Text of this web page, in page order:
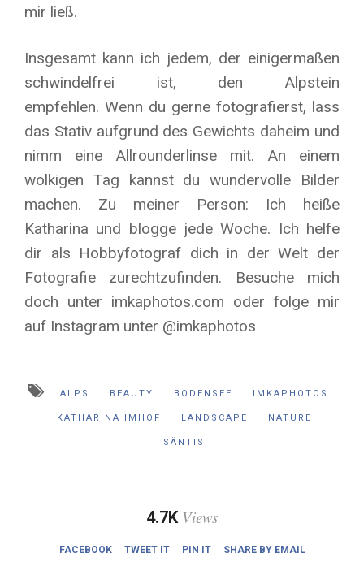
mir ließ.
Insgesamt kann ich jedem, der einigermaßen
schwindelfrei ist, den Alpstein
empfehlen. Wenn du gerne fotografierst, lass
das Stativ aufgrund des Gewichts daheim und
nimm eine Allrounderlinse mit. An einem
wolkigen Tag kannst du wundervolle Bilder
machen. Zu meiner Person: Ich heiße
Katharina und blogge jede Woche. Ich helfe
dir als Hobbyfotograf dich in der Welt der
Fotografie zurechtzufinden. Besuche mich
doch unter imkaphotos.com oder folge mir
auf Instagram unter @imkaphotos
ALPS BEAUTY BODENSEE IMKAPHOTOS
KATHARINA IMHOF LANDSCAPE NATURE
SÄNTIS
4.7K Views
FACEBOOK TWEET IT PIN IT SHARE BY EMAIL